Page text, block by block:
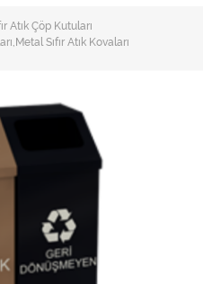
Atık Çöp Kutuları
Sıfır Atık Kovaları